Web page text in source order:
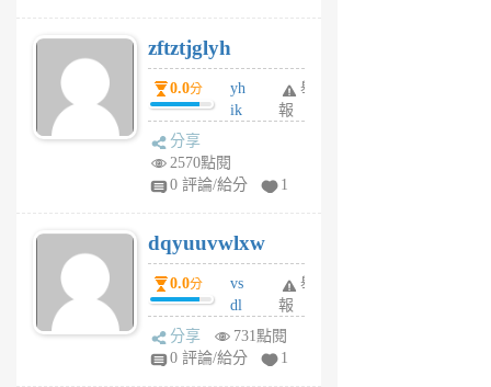
月
前
zftztjglyh
0.0分
yh
ik
tu
6
個
月
前
舉
報
分享
2570點閱
0 評論/給分
1
dqyuuvwlxw
0.0分
vs
dl
sq
fy
舉
報
分享
731點閱
0 評論/給分
1